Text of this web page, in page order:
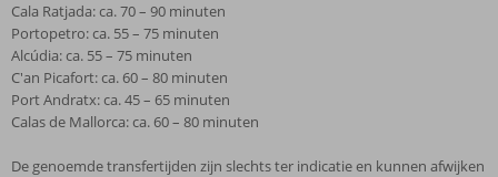
Cala Ratjada: ca. 70 – 90 minuten
Portopetro: ca. 55 – 75 minuten
Alcúdia: ca. 55 – 75 minuten
C'an Picafort: ca. 60 – 80 minuten
Port Andratx: ca. 45 – 65 minuten
Calas de Mallorca: ca. 60 – 80 minuten
De genoemde transfertijden zijn slechts ter indicatie en kunnen afwijken